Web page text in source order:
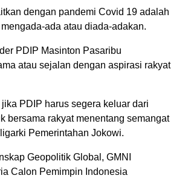
dengan pandemi Covid 19 adalah
ada atau diada-adakan.
PDIP Masinton Pasaribu
atau sejalan dengan aspirasi rakyat
PDIP harus segera keluar dari
bersama rakyat menentang semangat
Pemerintahan Jokowi.
Geopolitik Global, GMNI
Calon Pemimpin Indonesia